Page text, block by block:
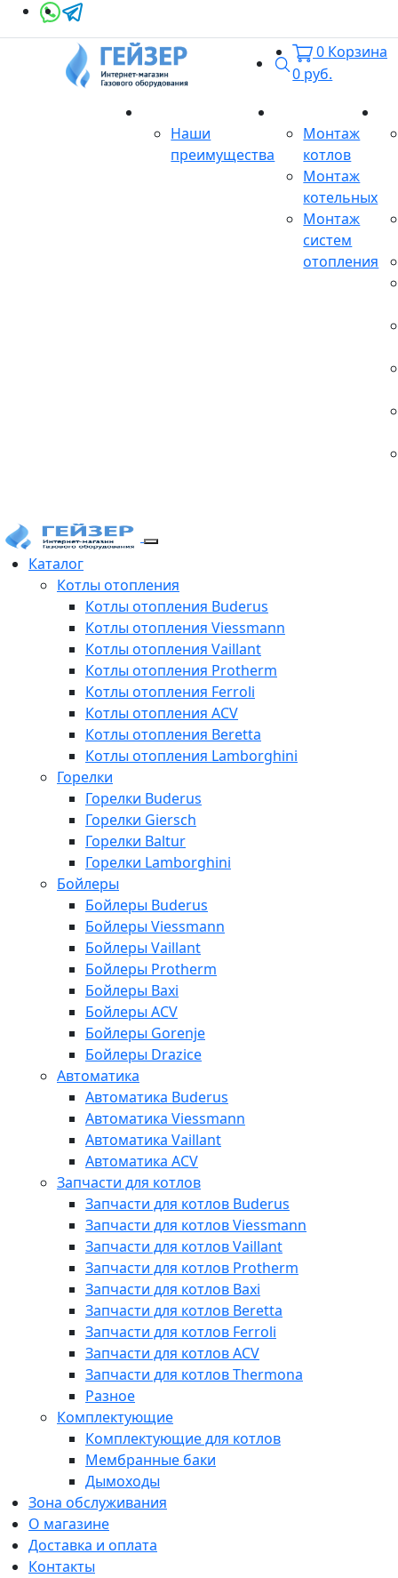
Поиск
0 Корзина
0 руб.
Наши
преимущества
Монтаж
котлов
Монтаж
котельных
Монтаж
систем
отопления
Каталог
Котлы отопления
Котлы отопления Buderus
Котлы отопления Viessmann
Котлы отопления Vaillant
Котлы отопления Protherm
Котлы отопления Ferroli
Котлы отопления ACV
Котлы отопления Beretta
Котлы отопления Lamborghini
Горелки
Горелки Buderus
Горелки Giersch
Горелки Baltur
Горелки Lamborghini
Бойлеры
Бойлеры Buderus
Бойлеры Viessmann
Бойлеры Vaillant
Бойлеры Protherm
Бойлеры Baxi
Бойлеры ACV
Бойлеры Gorenje
Бойлеры Drazice
Автоматика
Автоматика Buderus
Автоматика Viessmann
Автоматика Vaillant
Автоматика ACV
Запчасти для котлов
Запчасти для котлов Buderus
Запчасти для котлов Viessmann
Запчасти для котлов Vaillant
Запчасти для котлов Protherm
Запчасти для котлов Baxi
Запчасти для котлов Beretta
Запчасти для котлов Ferroli
Запчасти для котлов ACV
Запчасти для котлов Thermona
Разное
Комплектующие
Комплектующие для котлов
Мембранные баки
Дымоходы
Зона обслуживания
О магазине
Доставка и оплата
Контакты